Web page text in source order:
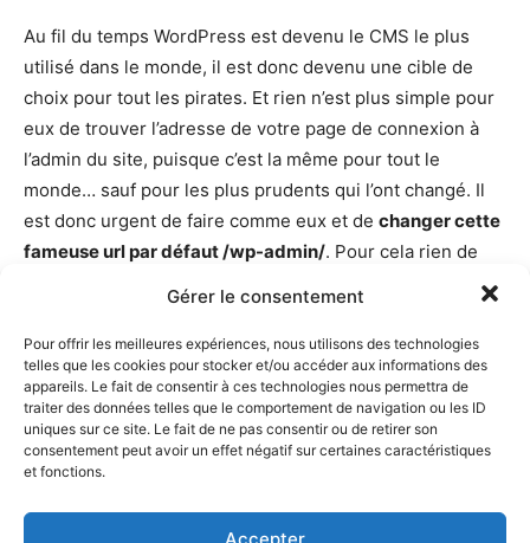
Gérer le consentement
Pour offrir les meilleures expériences, nous utilisons des technologies
telles que les cookies pour stocker et/ou accéder aux informations des
appareils. Le fait de consentir à ces technologies nous permettra de
traiter des données telles que le comportement de navigation ou les ID
uniques sur ce site. Le fait de ne pas consentir ou de retirer son
consentement peut avoir un effet négatif sur certaines caractéristiques
et fonctions.
Accepter
Au fil du temps WordPress est devenu le CMS le plus
utilisé dans le monde, il est donc devenu une cible de
choix pour tout les pirates. Et rien n’est plus simple pour
eux de trouver l’adresse de votre page de connexion à
l’admin du site, puisque c’est la même pour tout le
monde… sauf pour les plus prudents qui l’ont changé. Il
est donc urgent de faire comme eux et de changer cette
fameuse url par défaut /wp-admin/. Pour cela rien de
. Installez le,
nouvelle adresse de connexion. Prenez en une
complexe, les pirates ne seront pas près de la trouver.